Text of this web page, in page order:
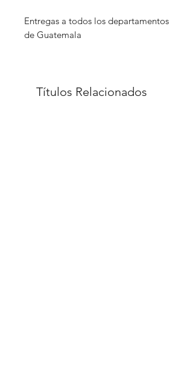
Entregas a todos los departamentos
de Guatemala
Títulos Relacionados